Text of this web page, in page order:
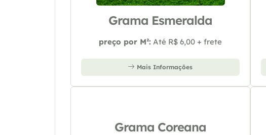
Grama Esmeralda
preço por M²: Até R$ 6,00 + frete
Mais Informações
Grama Coreana